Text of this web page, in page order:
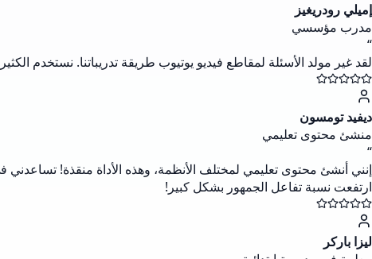
إميلي رودريغيز
مدرب مؤسسي
“
لقد غير مولد الأسئلة لمقاطع فيديو يوتيوب طريقة تدريباتنا. نستخدم
ديفيد تومسون
منشئ محتوى تعليمي
“
إنني أنشئ محتوى تعليمي لمختلف الأنظمة، وهذه الأداة منقذة!
ارتفعت نسبة تفاعل الجمهور بشكل كبير!
ليزا باركر